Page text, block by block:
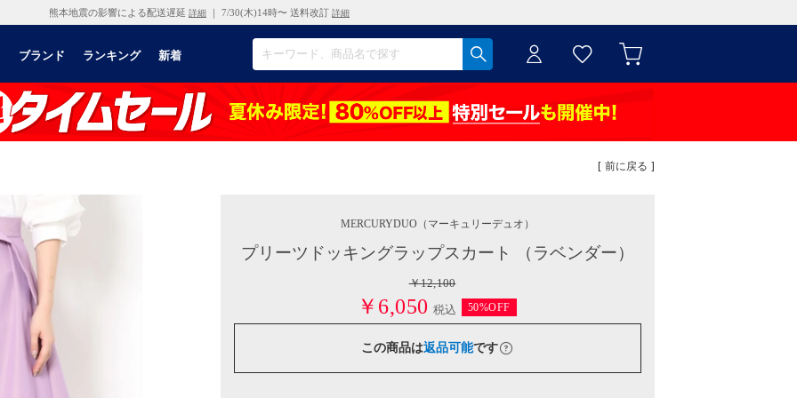
熊本地震の影響による配送遅延 詳細 ｜ 7/30(木)14時〜 送料改訂 詳細
ブランド ランキング 新着
[ 前に戻る ]
MERCURYDUO （マーキュリーデュオ）
プリーツドッキングラップスカート （ラベンダー）
￥12,100
￥6,050 税込 50%OFF
この商品は返品可能です